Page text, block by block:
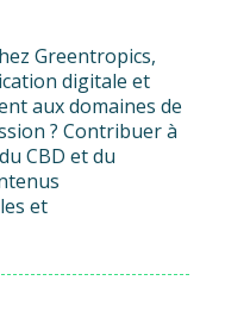
Greentropics,
digitale et
aux domaines de
? Contribuer à
CBD et du
et